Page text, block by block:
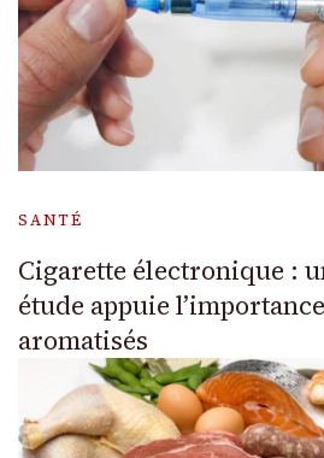
SANTÉ
Cigarette électronique :
étude appuie
aromatisés